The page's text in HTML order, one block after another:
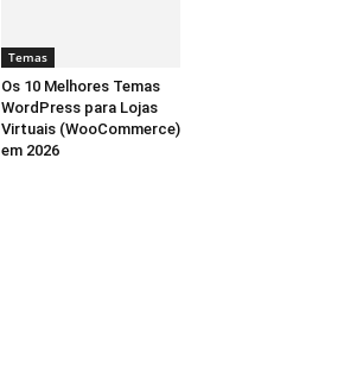
Temas
Os 10 Melhores Temas
WordPress para Lojas
Virtuais (WooCommerce)
em 2026